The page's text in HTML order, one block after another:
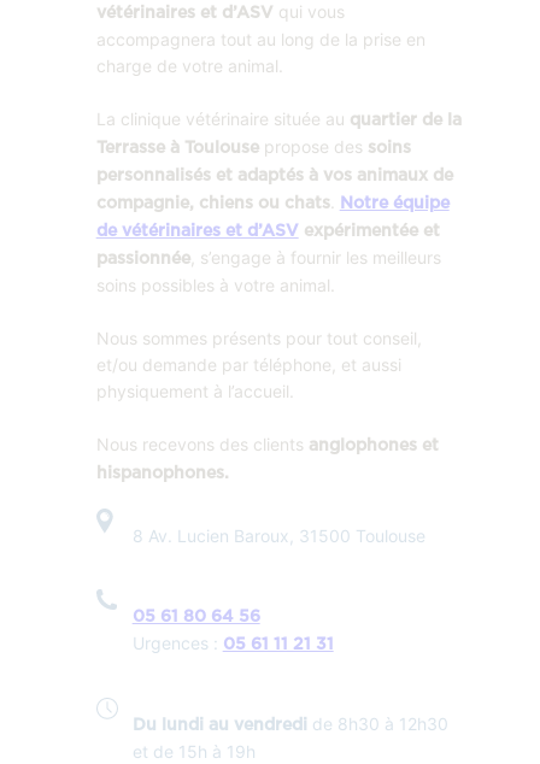
vétérinaires et d’ASV qui vous
accompagnera tout au long de la prise en
charge de votre animal.
La clinique vétérinaire située au quartier de la
Terrasse à Toulousepropose des soins
personnalisés et adaptés à vos animaux de
compagnie, chiens ou chats.
Notre équipe
de vétérinaires et d’ASV expérimentée et
passionnée, s’engage à fournir les meilleurs
soins possibles à votre animal.
Nous sommes présents pour tout conseil,
et/ou demande par téléphone, et aussi
physiquement à l’accueil.
Nous recevons des clients anglophones et
hispanophones.
8 Av. Lucien Baroux, 31500 Toulouse
05 61 80 64 56
Urgences : 05 61 11 21 31
Du lundi au vendredi
de 8h30 à 12h30
et de 15h à 19h